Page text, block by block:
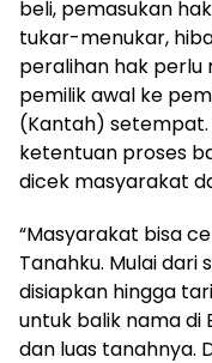
beli, pemasukan
tukar-menukar,
peralihan hak perlu
pemilik awal ke
(Kantah)
ketentuan proses
dicek masyarakat
“Masyarakat bisa
Tanahku. Mulai
disiapkan hingga
untuk balik nama di
dan luas tanahnya.